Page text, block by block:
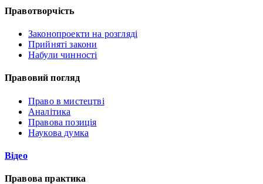
Правотворчість
Законопроекти на розгляді
Прийняті закони
Набули чинності
Правовий погляд
Право в мистецтві
Аналітика
Правова позиція
Наукова думка
Відео
Правова практика